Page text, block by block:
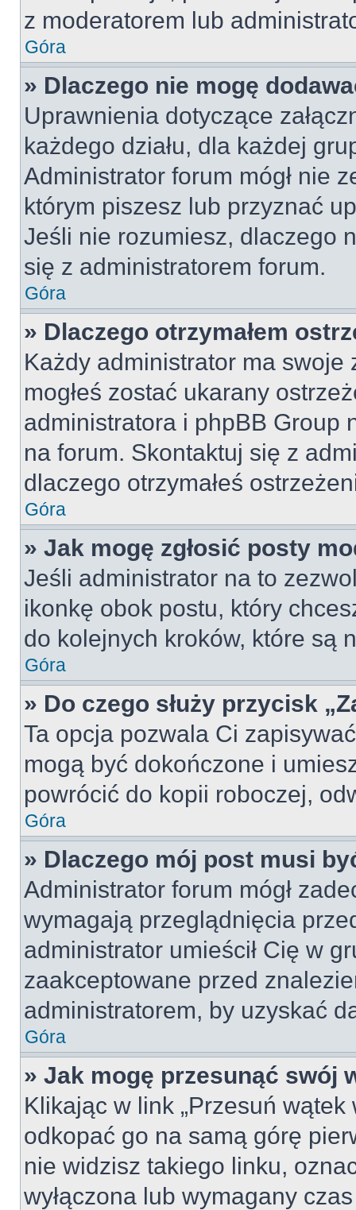
z moderatorem lub
Góra
» Dlaczego nie mogę
Uprawnienia dotyczące
każdego działu, dla każdej
Administrator forum mógł nie
którym piszesz lub przyznać
Jeśli nie rozumiesz, dlaczego
się z administratorem forum.
Góra
» Dlaczego otrzymałem
Każdy administrator ma swoje
mogłeś zostać ukarany
administratora i phpBB Group
na forum. Skontaktuj się z
dlaczego otrzymałeś
Góra
» Jak mogę zgłosić posty
Jeśli administrator na to
ikonkę obok postu, który
do kolejnych kroków, które są
Góra
» Do czego służy przycisk
Ta opcja pozwala Ci
mogą być dokończone i
powrócić do kopii roboczej,
Góra
» Dlaczego mój post musi
Administrator forum mógł
wymagają przeglądnięcia
administrator umieścił Cię w
zaakceptowane przed
administratorem, by uzyskać
Góra
» Jak mogę przesunąć swój
Klikając w link „Przesuń
odkopać go na samą górę
nie widzisz takiego linku,
wyłączona lub wymagany